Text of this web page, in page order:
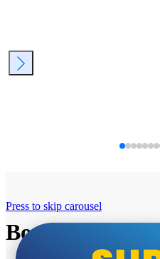
Bosch super
Press to skip carousel